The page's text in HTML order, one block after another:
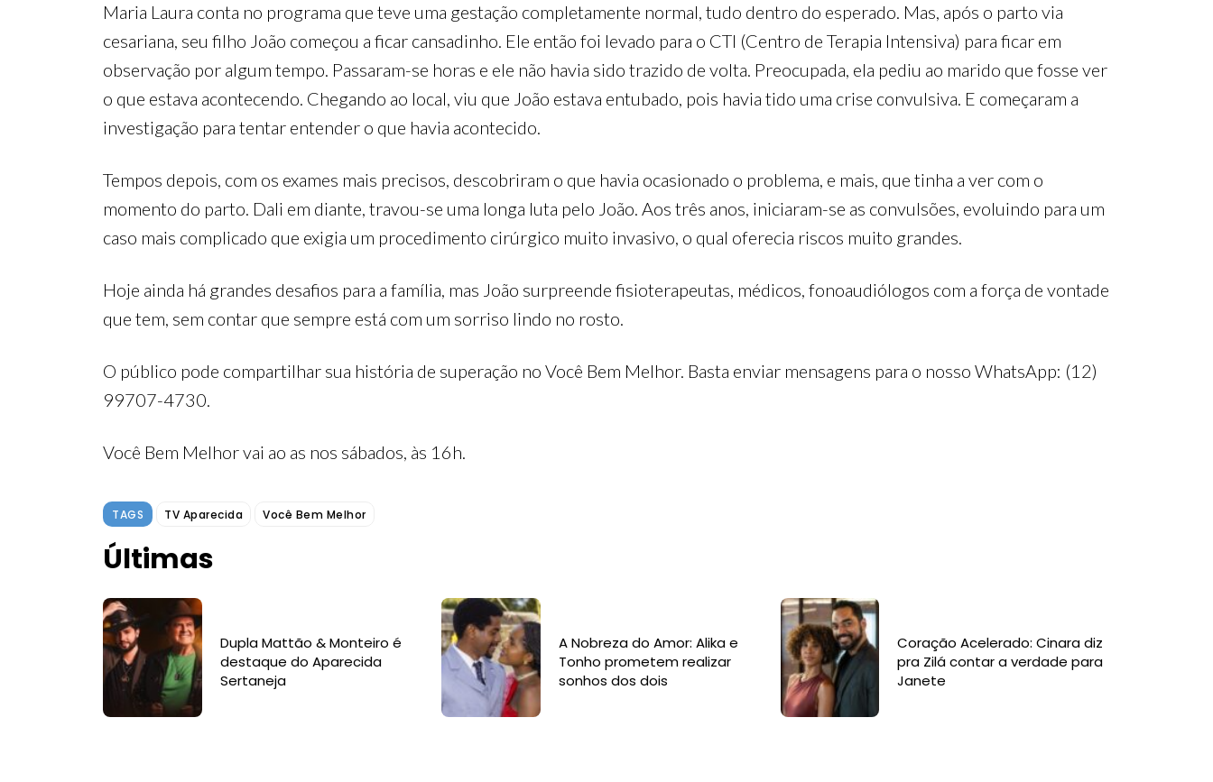
Maria Laura conta no programa que teve uma gestação completamente normal, tudo dentro do esperado. Mas, após o parto via
cesariana, seu filho João começou a ficar cansadinho. Ele então foi levado para o CTI (Centro de Terapia Intensiva) para ficar em
observação por algum tempo. Passaram-se horas e ele não havia sido trazido de volta. Preocupada, ela pediu ao marido que fosse ver
o que estava acontecendo. Chegando ao local, viu que João estava entubado, pois havia tido uma crise convulsiva. E começaram a
investigação para tentar entender o que havia acontecido.
Tempos depois, com os exames mais precisos, descobriram o que havia ocasionado o problema, e mais, que tinha a ver com o
momento do parto. Dali em diante, travou-se uma longa luta pelo João. Aos três anos, iniciaram-se as convulsões, evoluindo para um
caso mais complicado que exigia um procedimento cirúrgico muito invasivo, o qual oferecia riscos muito grandes.
Hoje ainda há grandes desafios para a família, mas João surpreende fisioterapeutas, médicos, fonoaudiólogos com a força de vontade
que tem, sem contar que sempre está com um sorriso lindo no rosto.
O público pode compartilhar sua história de superação no Você Bem Melhor. Basta enviar mensagens para o nosso WhatsApp: (12)
99707-4730.
Você Bem Melhor vai ao as nos sábados, às 16h.
TAGS TV Aparecida Você Bem Melhor
Últimas
Dupla Mattão & Monteiro é
destaque do Aparecida
Sertaneja
A Nobreza do Amor: Alika e
Tonho prometem realizar
sonhos dos dois
Coração Acelerado: Cinara diz
pra Zilá contar a verdade para
Janete